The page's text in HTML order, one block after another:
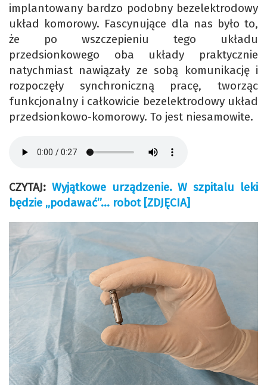
implantowany bardzo podobny bezelektrodowy
układ komorowy. Fascynujące dla nas było to,
że po wszczepieniu tego układu
przedsionkowego oba układy praktycznie
natychmiast nawiązały ze sobą komunikację i
rozpoczęły synchroniczną pracę, tworząc
funkcjonalny i całkowicie bezelektrodowy układ
przedsionkowo-komorowy. To jest niesamowite.
CZYTAJ: Wyjątkowe urządzenie. W szpitalu leki
będzie „podawać”… robot [ZDJĘCIA]